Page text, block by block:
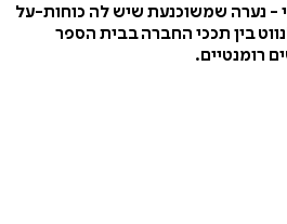
- נערה שמשוכנעת שיש לה כוחות-על
בין תככי החברה בבית הספר
רומנטיים.